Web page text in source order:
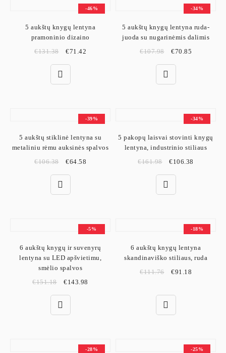
-46%
5 aukštų knygų lentyna
pramoninio dizaino
€131.38 €71.42
-34%
5 aukštų knygų lentyna ruda-
juoda su nugarinėmis dalimis
€107.98 €70.85
-39%
5 aukštų stiklinė lentyna su
metaliniu rėmu auksinės spalvos
€106.38 €64.58
-34%
5 pakopų laisvai stovinti knygų
lentyna, industrinio stiliaus
€161.98 €106.38
-5%
6 aukštų knygų ir suvenyrų
lentyna su LED apšvietimu,
smėlio spalvos
€151.18 €143.98
-18%
6 aukštų knygų lentyna
skandinaviško stiliaus, ruda
€111.76 €91.18
-28% -25%